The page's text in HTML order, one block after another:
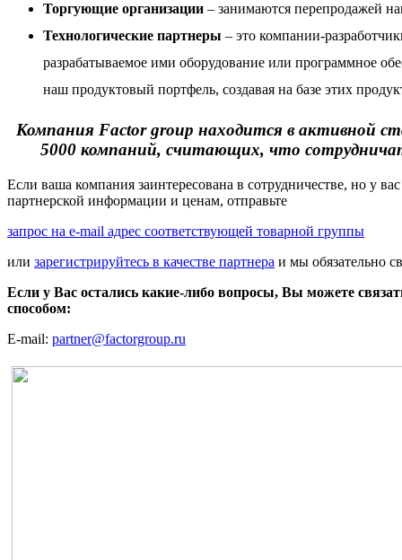
Торгующие организации – занимаются перепродажей
Технологические партнеры – это компании-
разрабатываемое ими оборудование или программное
наш продуктовый портфель, создавая на базе этих
Компания Factor group находится в активной
5000 компаний, считающих, что
Если ваша компания заинтересована в сотрудничестве, но у
партнерской информации и ценам, отправьте
запрос на e-mail адрес соответствующей товарной группы
или зарегистрируйтесь в качестве партнера и мы обязательно
Если у Вас остались какие-либо вопросы, Вы можете
способом:
E-mail: partner@factorgroup.ru